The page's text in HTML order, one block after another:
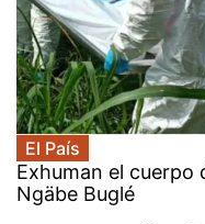
El País
Exhuman el cuerpo
Ngäbe Buglé